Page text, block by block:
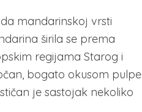
mandarinskoj vrsti
širila se prema
regijama Starog i
bogato okusom pulpe
je sastojak nekoliko